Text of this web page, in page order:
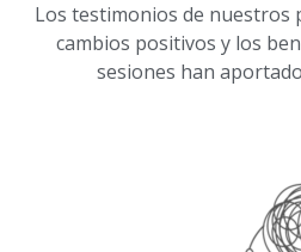
Los testimonios de nuestros
cambios positivos y los
sesiones han